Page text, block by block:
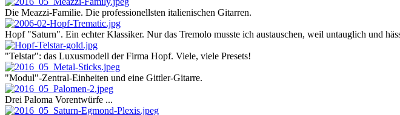
Die Meazzi-Familie. Die professionellsten italienischen Gitarren.
Hopf "Saturn". Ein echter Klassiker. Nur das Tremolo musste ich austauschen, weil untauglich und
"Telstar": das Luxusmodell der Firma Hopf. Viele, viele Presets!
"Modul"-Zentral-Einheiten und eine Gittler-Gitarre.
Drei Paloma Vorentwürfe ...